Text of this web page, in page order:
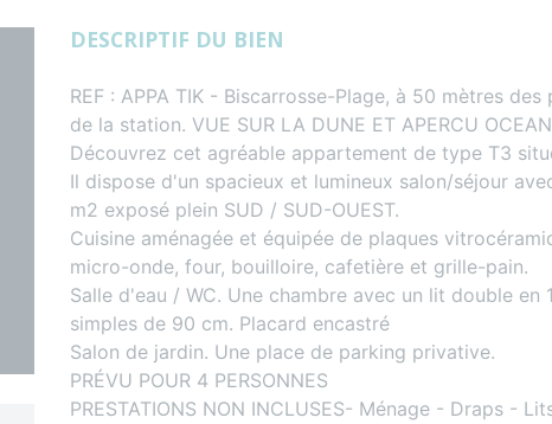
DESCRIPTIF DU BIEN
REF : APPA TIK - Biscarrosse-Plage, à 50 mètres
de la station. VUE SUR LA DUNE ET APERCU OCEAN
Découvrez cet agréable appartement de type T3
Il dispose d'un spacieux et lumineux salon/séjour
m2 exposé plein SUD / SUD-OUEST.
Cuisine aménagée et équipée de plaques
micro-onde, four, bouilloire, cafetière et grille-pain.
Salle d'eau / WC. Une chambre avec un lit double
simples de 90 cm. Placard encastré
Salon de jardin. Une place de parking privative.
PRÉVU POUR 4 PERSONNES
PRESTATIONS NON INCLUSES- Ménage - Draps -